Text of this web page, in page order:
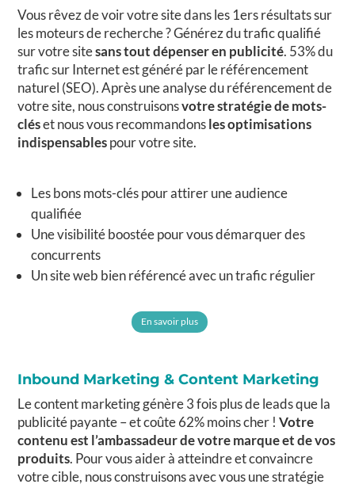
Vous rêvez de voir votre site dans les 1ers résultats sur
les moteurs de recherche ? Générez du trafic qualifié
sur votre sitesans tout dépenser en publicité. 53% du
trafic sur Internet est généré par le référencement
naturel (SEO). Après une analyse du référencement de
votre site, nous construisonsvotre stratégie de mots-
cléset nous vous recommandonsles optimisations
indispensablespour votre site.
Les bons mots-clés pour attirer une audience
qualifiée
Une visibilité boostée pour vous démarquer des
concurrents
Un site web bien référencé avec un trafic régulier
En savoir plus
Inbound Marketing & Content Marketing
Le content marketing génère 3 fois plus de leads que la
publicité payante – et coûte 62% moins cher !Votre
contenu est l’ambassadeur de votre marque et de vos
produits. Pour vous aider à atteindre et convaincre
votre cible, nous construisons avec vous une stratégie